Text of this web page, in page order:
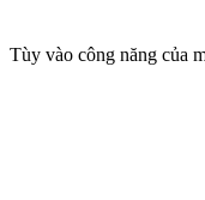
Tùy vào công năng của